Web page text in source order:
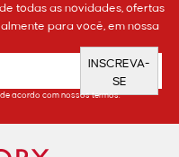
todas as novidades, ofertas
para você, em nossa
INSCREVA-
SE
acordo com nossos termos.